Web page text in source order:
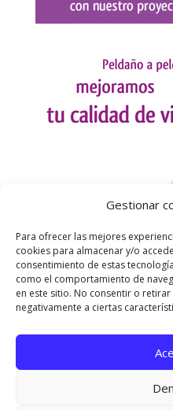
Gestionar
Para ofrecer las mejores
cookies para almacenar y/o
consentimiento de estas
como el comportamiento de
en este sitio. No consentir o
negativamente a ciertas
Utilizamos cookies para
Puedes aprender más sobre